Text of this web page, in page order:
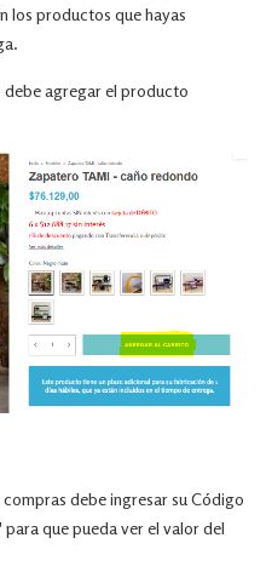
los productos que hayas
debe agregar el producto
debe ingresar su Código
que pueda ver el valor del